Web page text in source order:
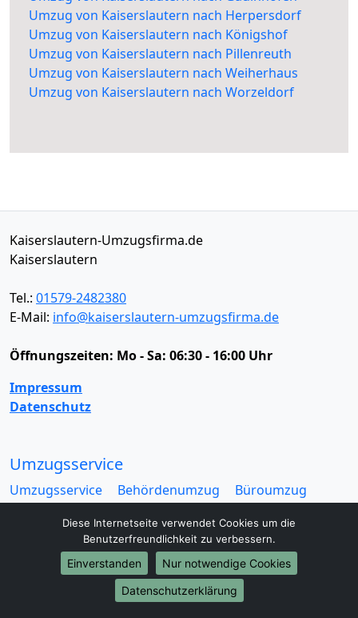
Umzug von Kaiserslautern nach Herpersdorf
Umzug von Kaiserslautern nach Königshof
Umzug von Kaiserslautern nach Pillenreuth
Umzug von Kaiserslautern nach Weiherhaus
Umzug von Kaiserslautern nach Worzeldorf
Kaiserslautern-Umzugsfirma.de
Kaiserslautern
Tel.: 01579-2482380
E-Mail: info@kaiserslautern-umzugsfirma.de
Öffnungszeiten: Mo - Sa: 06:30 - 16:00 Uhr
Impressum
Datenschutz
Umzugsservice
Umzugsservice Behördenumzug
Büroumzug
Mini Umzug
Praxisumzug
Privatumzug
Seniorenumzug
Studentenumzug
Beiladung
Entrümpelung
Halteverbotszone
Klaviertransport
Haushaltsauflösung
Möbeltaxi
Möbelmitfahrzentrale
Umzugskartons
Diese Internetseite verwendet Cookies um die
Benutzerfreundlichkeit zu verbessern.
Einverstanden
Nur notwendige Cookies
Datenschutzerklärung